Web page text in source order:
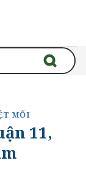
MỐI
11,